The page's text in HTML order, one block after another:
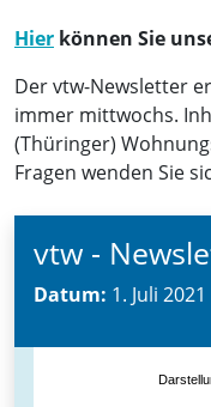
Hier können Sie
Der vtw-Newsletter
immer mittwochs.
(Thüringer)
Fragen wenden Sie
vtw -
Datum: 1. Juli 2021